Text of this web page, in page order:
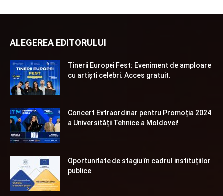
ALEGEREA EDITORULUI
Tinerii Europei Fest: Eveniment de amploare
cu artiști celebri. Acces gratuit.
Concert Extraordinar pentru Promoția 2024
a Universității Tehnice a Moldovei!
Oportunitate de stagiu în cadrul instituțiilor
publice